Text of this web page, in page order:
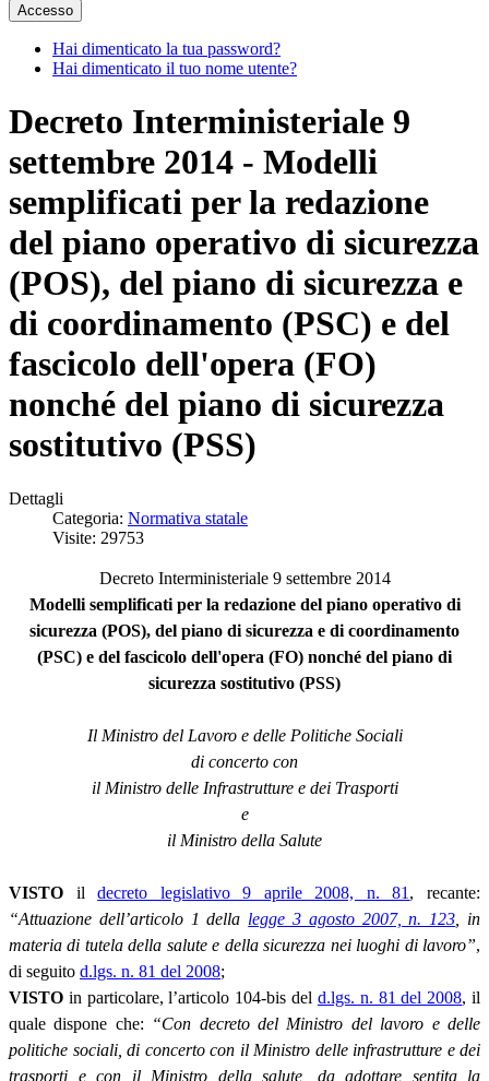
Accesso
Hai dimenticato la tua password?
Hai dimenticato il tuo nome utente?
Decreto Interministeriale 9
settembre 2014 - Modelli
semplificati per la redazione
del piano operativo di sicurezza
(POS), del piano di sicurezza e
di coordinamento (PSC) e del
fascicolo dell'opera (FO)
nonché del piano di sicurezza
sostitutivo (PSS)
Dettagli
Categoria: Normativa statale
Visite: 29753
Decreto Interministeriale 9 settembre 2014
Modelli semplificati per la redazione del piano operativo di
sicurezza (POS), del piano di sicurezza e di coordinamento
(PSC) e del fascicolo dell'opera (FO) nonché del piano di
sicurezza sostitutivo (PSS)
Il Ministro del Lavoro e delle Politiche Sociali
di concerto con
il Ministro delle Infrastrutture e dei Trasporti
e
il Ministro della Salute
VISTO ildecreto legislativo 9 aprile 2008, n. 81 , recante:
“Attuazione dell’articolo 1 della legge 3 agosto 2007, n. 123 , in
materia di tutela della salute e della sicurezza nei luoghi di lavoro”,
di seguito d.lgs. n. 81 del 2008;
VISTO in particolare, l’articolo 104-bis del d.lgs. n. 81 del 2008, il
quale dispone che: “Con decreto del Ministro del lavoro e delle
politiche sociali, di concerto con il Ministro delle infrastrutture e dei
trasporti e con il Ministro della salute, da adottare sentita la